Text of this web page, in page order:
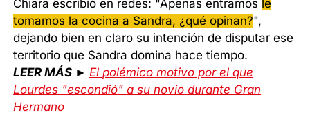
Chiara escribió en redes: "Apenas entramos le
tomamos la cocina a Sandra, ¿qué opinan?",
dejando bien en claro su intención de disputar ese
territorio que Sandra domina hace tiempo.
LEER MÁS ►El polémico motivo por el que
Lourdes "escondió" a su novio durante Gran
Hermano